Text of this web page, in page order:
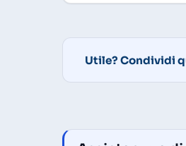
Utile? Condividi